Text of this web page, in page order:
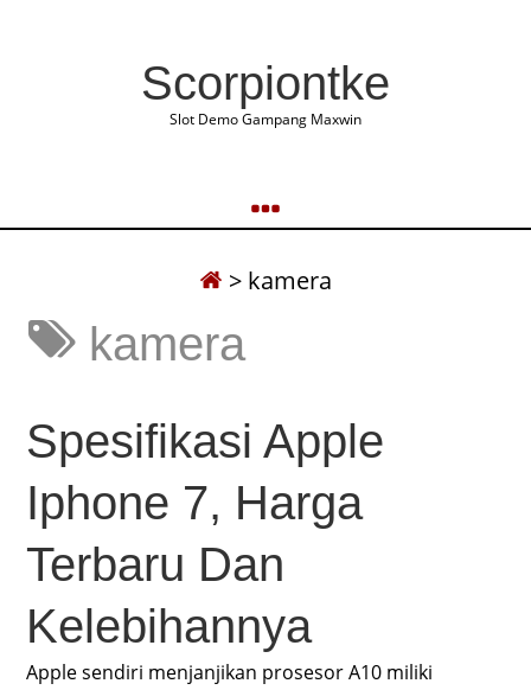
Scorpiontke
Slot Demo Gampang Maxwin
> kamera
kamera
Spesifikasi Apple
Iphone 7, Harga
Terbaru Dan
Kelebihannya
Apple sendiri menjanjikan prosesor A10 miliki